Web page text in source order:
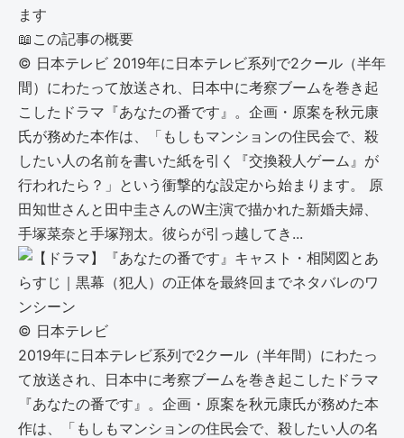
ます
📖 この記事の概要
©︎ 日本テレビ 2019年に日本テレビ系列で2クール（半年
間）にわたって放送され、日本中に考察ブームを巻き起
こしたドラマ『あなたの番です』。企画・原案を秋元康
氏が務めた本作は、「もしもマンションの住民会で、殺
したい人の名前を書いた紙を引く『交換殺人ゲーム』が
行われたら？」という衝撃的な設定から始まります。 原
田知世さんと田中圭さんのW主演で描かれた新婚夫婦、
手塚菜奈と手塚翔太。彼らが引っ越してき...
©︎ 日本テレビ
2019年に日本テレビ系列で2クール（半年間）にわたっ
て放送され、日本中に考察ブームを巻き起こしたドラマ
『あなたの番です』。企画・原案を秋元康氏が務めた本
作は、「もしもマンションの住民会で、殺したい人の名